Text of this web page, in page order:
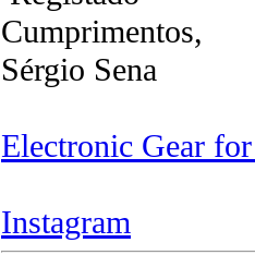
Cumprimentos,
Sérgio Sena
Electronic Gear
Instagram